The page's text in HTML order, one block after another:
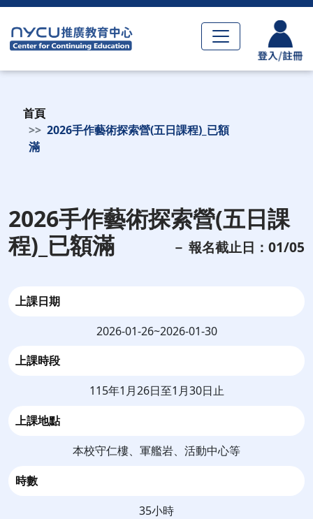
首頁
2026手作藝術探索營(五日課程)_已額
滿
2026手作藝術探索營(五日課
程)_已額滿
－ 報名截止日：01/05
上課日期
2026-01-26~2026-01-30
上課時段
115年1月26日至1月30日止
上課地點
本校守仁樓、軍艦岩、活動中心等
時數
35小時